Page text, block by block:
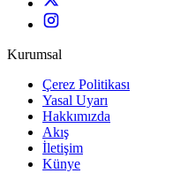
Kurumsal
Çerez Politikası
Yasal Uyarı
Hakkımızda
Akış
İletişim
Künye